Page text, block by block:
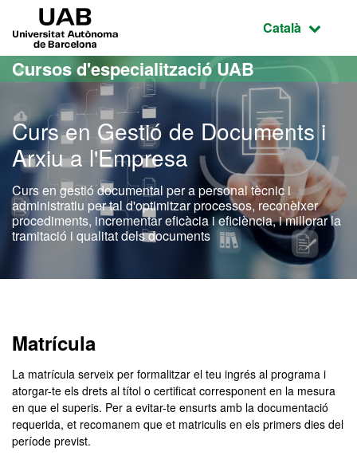
Ves al contingut principal
Ves a la navegació de la pàgina
Idioma
Català
Cursos d'especialització UAB
Curs en Gestió de Documents i
Arxiu a l'Empresa
Curs en gestió documental per a personal tècnic i
administratiu per tal d'optimitzar processos, reconèixer
procediments, incrementar eficàcia i eficiència, i millorar la
tramitació i qualitat dels documents
Matrícula
La matrícula serveix per formalitzar el teu ingrés al programa i
atorgar-te els drets al títol o certificat corresponent en la mesura
en que el superis. Per a evitar-te ensurts amb la documentació
requerida, et recomanem que et matriculis en els primers dies del
període previst.